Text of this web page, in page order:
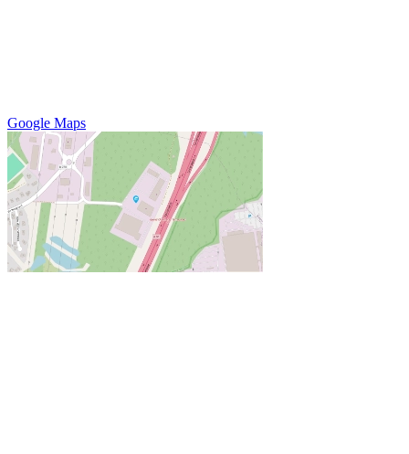
Google Maps